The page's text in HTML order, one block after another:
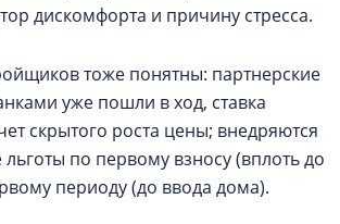
дискомфорта и причину стресса.
тоже понятны: партнерские
уже пошли в ход, ставка
скрытого роста цены; внедряются
по первому взносу (вплоть до
периоду (до ввода дома).